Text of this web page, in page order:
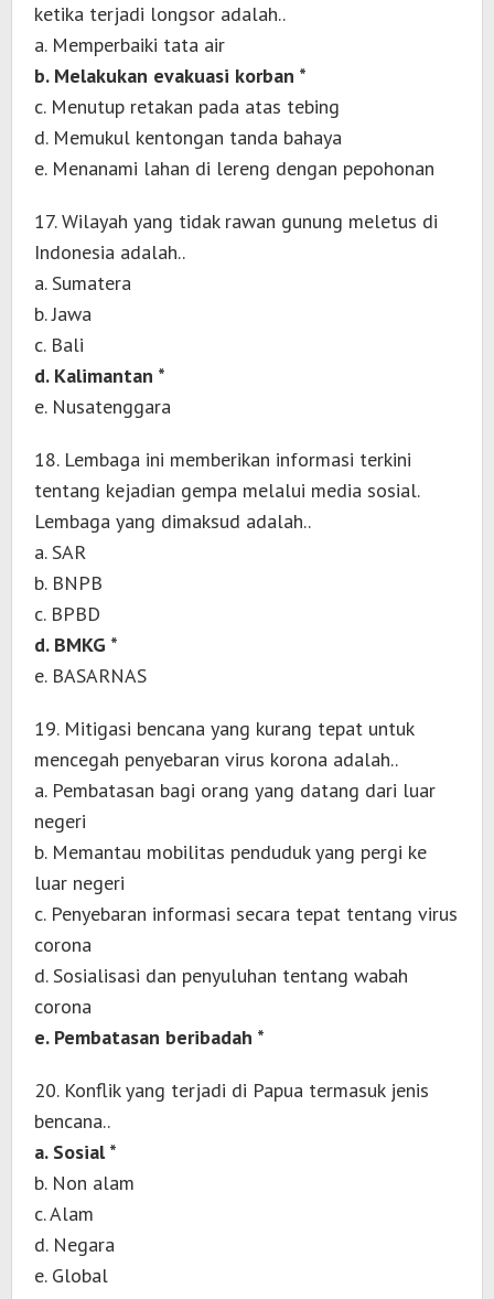
ketika terjadi longsor adalah..
a. Memperbaiki tata air
b. Melakukan evakuasi korban *
c. Menutup retakan pada atas tebing
d. Memukul kentongan tanda bahaya
e. Menanami lahan di lereng dengan pepohonan
17. Wilayah yang tidak rawan gunung meletus di
Indonesia adalah..
a. Sumatera
b. Jawa
c. Bali
d. Kalimantan *
e. Nusatenggara
18. Lembaga ini memberikan informasi terkini
tentang kejadian gempa melalui media sosial.
Lembaga yang dimaksud adalah..
a. SAR
b. BNPB
c. BPBD
d. BMKG *
e. BASARNAS
19. Mitigasi bencana yang kurang tepat untuk
mencegah penyebaran virus korona adalah..
a. Pembatasan bagi orang yang datang dari luar
negeri
b. Memantau mobilitas penduduk yang pergi ke
luar negeri
c. Penyebaran informasi secara tepat tentang virus
corona
d. Sosialisasi dan penyuluhan tentang wabah
corona
e. Pembatasan beribadah *
20. Konflik yang terjadi di Papua termasuk jenis
bencana..
a. Sosial *
b. Non alam
c. Alam
d. Negara
e. Global